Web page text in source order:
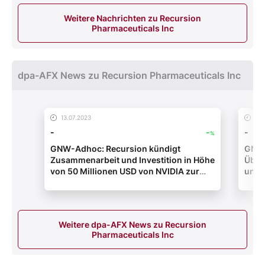
Weitere Nachrichten zu Recursion
Pharmaceuticals Inc
dpa-AFX News zu Recursion Pharmaceuticals Inc
13.07.2023
- -%
GNW-Adhoc: Recursion kündigt
Zusammenarbeit und Investition in Höhe
von 50 Millionen USD von NVIDIA zur
Modelle für die KI-gestützte
-
und
Weitere dpa-AFX News zu Recursion
Pharmaceuticals Inc